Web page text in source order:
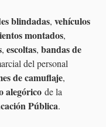
blindadas, vehículos
montados,
, escoltas, bandas de
del personal
de camuflaje,
alegórico de la
Pública.